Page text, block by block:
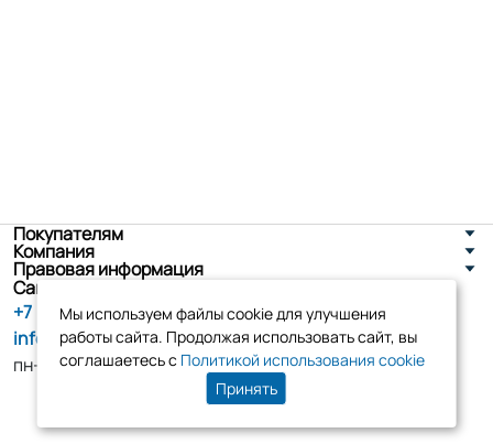
Покупателям
Компания
Правовая информация
Санкт-Петербург, ул. Новоселов д. 8
+7 (800) 555-86-90
info@tk-elko.ru
пн-пт, 10:00 - 18:00
Мы используем файлы cookie для улучшения
работы сайта. Продолжая использовать сайт, вы
соглашаетесь с Политикой использования cookie
Принять